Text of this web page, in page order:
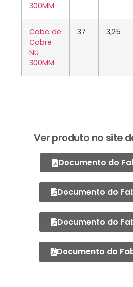
300MM
Cabo de
Cobre
Nú
300MM
37 3,25
Ver produto no site
Documento do
Documento do
Documento do
Documento do